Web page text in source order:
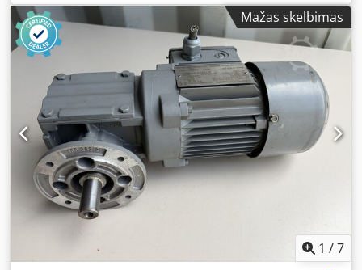
atsiradę eksploatacijos metu. Atskirų vienetų būklė: 1 vnt.
turi nedidelį įlenkimą ant ventiliatoriaus gaubto (matoma
nuotraukose). 1 vnt. turi nedidelį sandarinimo žiedo
(išėjimo veleno sandariklio) pažeidimą – matoma
nuotraukoje. Kaina nurodyta už 1 vnt. Techniniai
duomenys: Gamintojas: SEW-EURODRIVE Variklio tipas:
DT80K4/BH6/HR/TF Galia: 0,55 kW Variklio sukimosi greitis:
1360 aps./min. Išėjimo sukimosi greitis: 54 aps./min. Trijų
fazių variklis Elektromagnetinis stabdys Apsaugos laipsnis:
IP54 Izoliacijos klasė: F Djdpfxjznnxuo Ag Sock Gamybos
šalis: Austrija Pardavimo apimtis apima būtent tai, kas
parodyta nuotraukose. Reduktoriai puikiai tinka
konvejeriams, dozatoriams, gamybos, pakavimo mašinoms
ir kitai pramoninei įrangai varomajam mechanizmui. Kainą,
Mažas skelbimas
1 /7